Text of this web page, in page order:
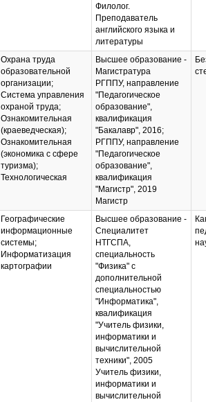
Филолог.
Преподаватель
английского языка и
литературы
Охрана труда
образовательной
организации;
Система управления
охраной труда;
Ознакомительная
(краеведческая);
Ознакомительная
(экономика с сфере
туризма);
Технологическая
Высшее образование -
Магистратура
РГППУ, направление
"Педагогическое
образование",
квалификация
"Бакалавр", 2016;
РГППУ, направление
"Педагогическое
образование",
квалификация
"Магистр", 2019
Магистр
Географические
информационные
системы;
Информатизация
картографии
Высшее образование -
Специалитет
НТГСПА,
специальность
"Физика" с
дополнительной
специальностью
"Информатика",
квалификация
"Учитель физики,
информатики и
вычислительной
техники", 2005
Учитель физики,
информатики и
вычислительной